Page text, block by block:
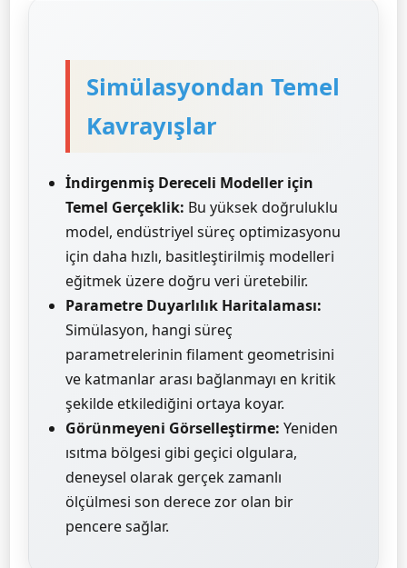
Simülasyondan Temel
Kavrayışlar
İndirgenmiş Dereceli Modeller için
Temel Gerçeklik: Bu yüksek doğruluklu
model, endüstriyel süreç optimizasyonu
için daha hızlı, basitleştirilmiş modelleri
eğitmek üzere doğru veri üretebilir.
Parametre Duyarlılık Haritalaması:
Simülasyon, hangi süreç
parametrelerinin filament geometrisini
ve katmanlar arası bağlanmayı en kritik
şekilde etkilediğini ortaya koyar.
Görünmeyeni Görselleştirme: Yeniden
ısıtma bölgesi gibi geçici olgulara,
deneysel olarak gerçek zamanlı
ölçülmesi son derece zor olan bir
pencere sağlar.